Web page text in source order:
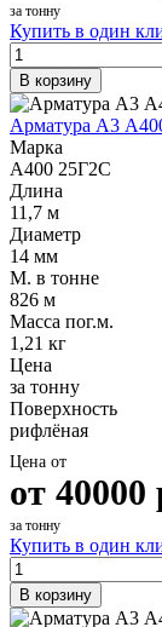
за тонну
Купить в один
В корзину
Арматура А3
Марка
А400 25Г2С
Длина
11,7 м
Диаметр
14 мм
М. в тонне
826 м
Масса пог.м.
1,21 кг
Цена
за тонну
Поверхность
рифлёная
Цена от
от 40000
за тонну
Купить в один
В корзину